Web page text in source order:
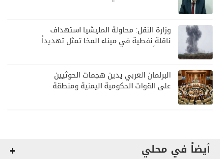
وزارة النقل: محاولة المليشيا استهداف
ناقلة نفطية في ميناء المخا تمثل تهديداً
البرلمان العربي يدين هجمات الحوثيين
على القوات الحكومية اليمنية ومنطقة
أيضاً في محلي